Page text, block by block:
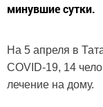
минувшие сутки.
На 5 апреля в
COVID-19, 14
лечение на дому.